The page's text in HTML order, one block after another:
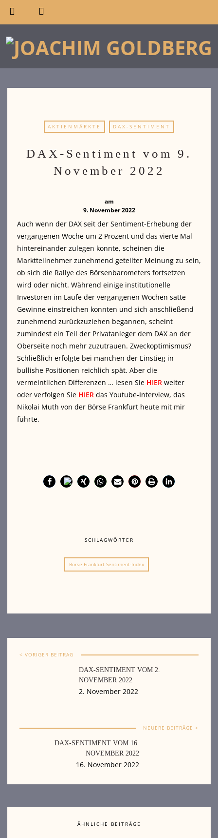
AKTIENMÄRKTE DAX-SENTIMENT
DAX-Sentiment vom 9.
November 2022
am
9. November 2022
Auch wenn der DAX seit der Sentiment-Erhebung der
vergangenen Woche um 2 Prozent und das vierte Mal
hintereinander zulegen konnte, scheinen die
Marktteilnehmer zunehmend geteilter Meinung zu sein,
ob sich die Rallye des Börsenbarometers fortsetzen
wird oder nicht. Während einige institutionelle
Investoren im Laufe der vergangenen Wochen satte
Gewinne einstreichen konnten und sich anschließend
zunehmend zurückzuziehen begannen, scheint
zumindest ein Teil der Privatanleger dem DAX an der
Oberseite noch mehr zuzutrauen. Zweckoptimismus?
Schließlich erfolgte bei manchen der Einstieg in
bullishe Positionen reichlich spät. Aber die
vermeintlichen Differenzen … lesen Sie HIER weiter
oder verfolgen Sie HIER das Youtube-Interview, das
Nikolai Muth von der Börse Frankfurt heute mit mir
führte.
SCHLAGWÖRTER
Börse Frankfurt Sentiment-Index
< VORIGER BEITRAG
DAX-SENTIMENT VOM 2.
NOVEMBER 2022
2. November 2022
NEUERE BEITRÄGE >
DAX-SENTIMENT VOM 16.
NOVEMBER 2022
16. November 2022
ÄHNLICHE BEITRÄGE